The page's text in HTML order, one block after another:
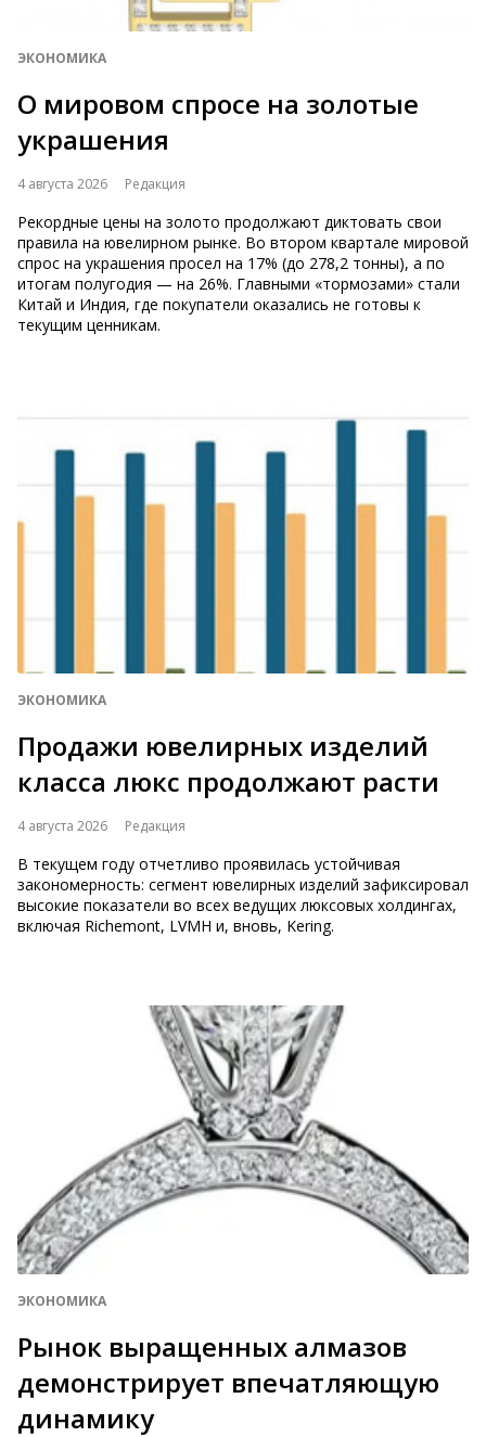
ЭКОНОМИКА
О мировом спросе на золотые
украшения
4 августа 2026 Редакция
Рекордные цены на золото продолжают диктовать свои
правила на ювелирном рынке. Во втором квартале мировой
спрос на украшения просел на 17% (до 278,2 тонны), а по
итогам полугодия — на 26%. Главными «тормозами» стали
Китай и Индия, где покупатели оказались не готовы к
текущим ценникам.
ЭКОНОМИКА
Продажи ювелирных изделий
класса люкс продолжают расти
4 августа 2026 Редакция
В текущем году отчетливо проявилась устойчивая
закономерность: сегмент ювелирных изделий зафиксировал
высокие показатели во всех ведущих люксовых холдингах,
включая Richemont, LVMH и, вновь, Kering.
ЭКОНОМИКА
Рынок выращенных алмазов
демонстрирует впечатляющую
динамику